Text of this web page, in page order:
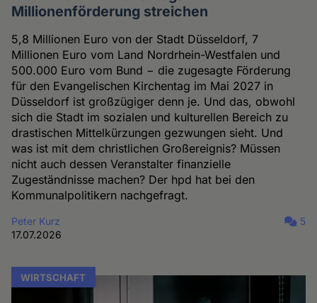
Millionenförderung streichen
5,8 Millionen Euro von der Stadt Düsseldorf, 7
Millionen Euro vom Land Nordrhein-Westfalen und
500.000 Euro vom Bund − die zugesagte Förderung
für den Evangelischen Kirchentag im Mai 2027 in
Düsseldorf ist großzügiger denn je. Und das, obwohl
sich die Stadt im sozialen und kulturellen Bereich zu
drastischen Mittelkürzungen gezwungen sieht. Und
was ist mit dem christlichen Großereignis? Müssen
nicht auch dessen Veranstalter finanzielle
Zugeständnisse machen? Der hpd hat bei den
Kommunalpolitikern nachgefragt.
Peter Kurz
17.07.2026
5
WIRTSCHAFT